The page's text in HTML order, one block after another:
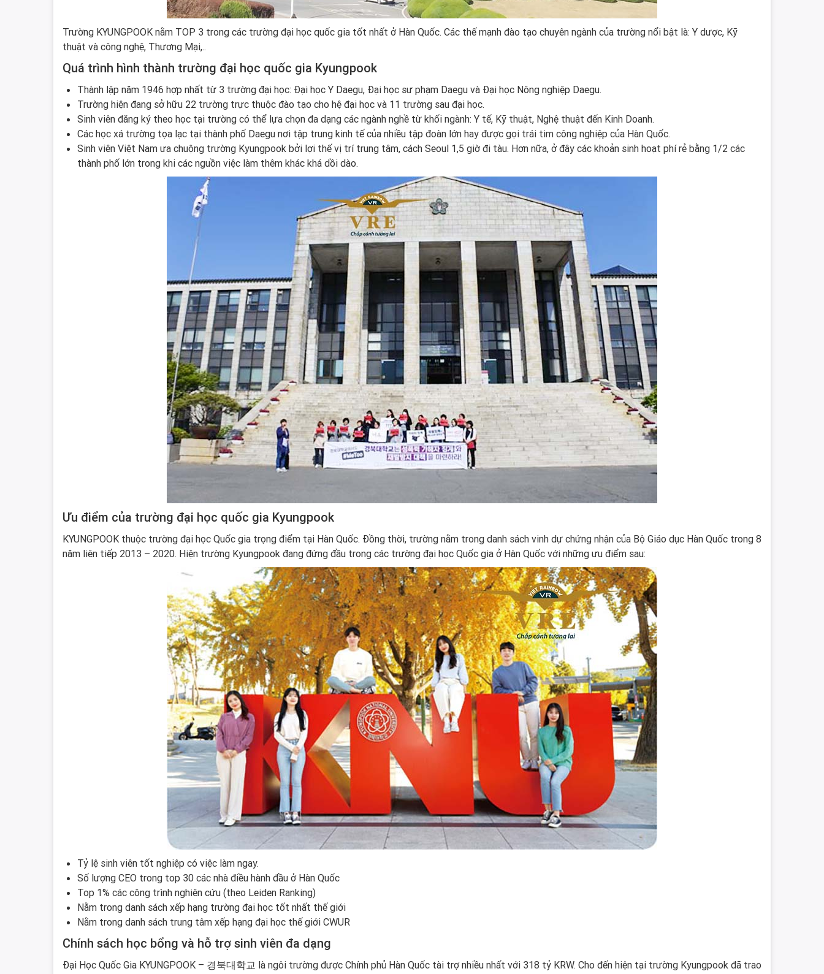
Trường KYUNGPOOK nằm TOP 3 trong các trường đại học quốc gia tốt nhất ở Hàn Quốc. Các thế mạnh đào tạo chuyên ngành của trường nổi bật là: Y dược, Kỹ
thuật và công nghệ, Thương Mại,..
Quá trình hình thành trường đại học quốc gia Kyungpook
Thành lập năm 1946 hợp nhất từ 3 trường đại học: Đại học Y Daegu, Đại học sư phạm Daegu và Đại học Nông nghiệp Daegu.
Trường hiện đang sở hữu 22 trường trực thuộc đào tạo cho hệ đại học và 11 trường sau đại học.
Sinh viên đăng ký theo học tại trường có thể lựa chọn đa dạng các ngành nghề từ khối ngành: Y tế, Kỹ thuật, Nghệ thuật đến Kinh Doanh.
Các học xá trường tọa lạc tại thành phố Daegu nơi tập trung kinh tế của nhiều tập đoàn lớn hay được gọi trái tim công nghiệp của Hàn Quốc.
Sinh viên Việt Nam ưa chuộng trường Kyungpook bởi lợi thế vị trí trung tâm, cách Seoul 1,5 giờ đi tàu. Hơn nữa, ở đây các khoản sinh hoạt phí rẻ bằng 1/2 các
thành phố lớn trong khi các nguồn việc làm thêm khác khá dồi dào.
Ưu điểm của trường đại học quốc gia Kyungpook
KYUNGPOOK thuộc trường đại học Quốc gia trọng điểm tại Hàn Quốc. Đồng thời, trường nằm trong danh sách vinh dự chứng nhận của Bộ Giáo dục Hàn Quốc trong 8
năm liên tiếp 2013 – 2020. Hiện trường Kyungpook đang đứng đầu trong các trường đại học Quốc gia ở Hàn Quốc với những ưu điểm sau:
Tỷ lệ sinh viên tốt nghiệp có việc làm ngay.
Số lượng CEO trong top 30 các nhà điều hành đầu ở Hàn Quốc
Top 1% các công trình nghiên cứu (theo Leiden Ranking)
Nằm trong danh sách xếp hạng trường đại học tốt nhất thế giới
Nằm trong danh sách trung tâm xếp hạng đại học thế giới CWUR
Chính sách học bổng và hỗ trợ sinh viên đa dạng
Đại Học Quốc Gia KYUNGPOOK – 경북대학교 là ngôi trường được Chính phủ Hàn Quốc tài trợ nhiều nhất với 318 tỷ KRW. Cho đến hiện tại trường Kyungpook đã trao